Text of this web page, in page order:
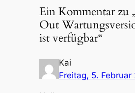
Ein Kommentar zu
Out
ist verfügbar“
Kai
Freitag, 5. Februar